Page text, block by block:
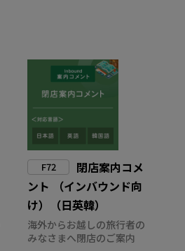
F72
閉店案内コメ
ント （インバウンド向
け）（日英韓）
海外からお越しの旅行者の
みなさまへ閉店のご案内